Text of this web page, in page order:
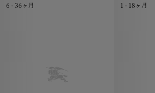
6 - 36ヶ月 1 - 18ヶ月